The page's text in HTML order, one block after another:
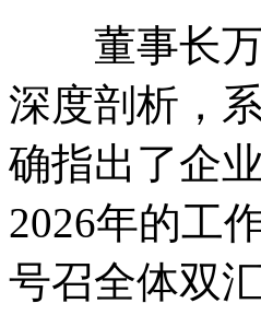
董事长万
深度剖析，
确指出了企
2026年的工
号召全体双